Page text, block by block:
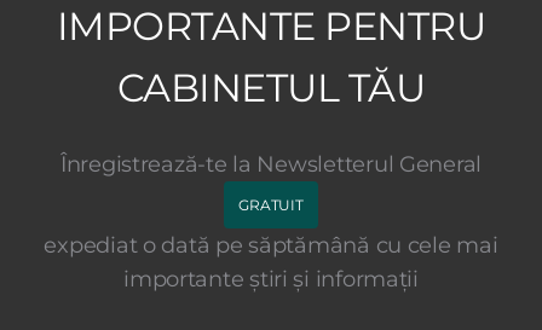
IMPORTANTE PENTRU
CABINETUL TĂU
Înregistrează-te la Newsletterul General
GRATUIT
expediat o dată pe săptămână cu cele mai
importante știri și informații